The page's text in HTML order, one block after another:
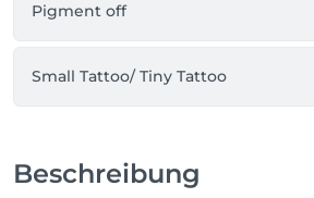
Pigment off
Small Tattoo/ Tiny Tattoo
Beschreibung